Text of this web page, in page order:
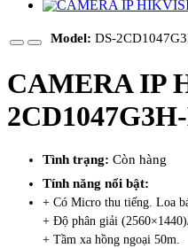
Model: DS-
CAMERA IP
Tình trạng: Còn hàng
Tính năng nổi bật:
+ Có Micro thu tiếng. Loa
+ Độ phân giải
+ Tầm xa hồng ngoại 50m.